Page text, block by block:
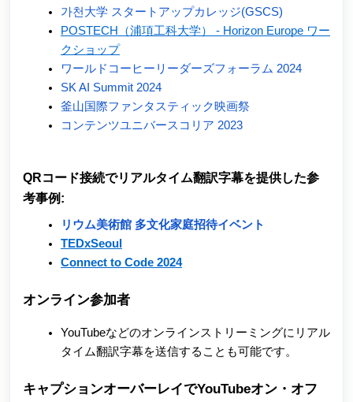
가천大学 スタートアップカレッジ(GSCS)
POSTECH（浦項工科大学） - Horizon Europe ワー
クショップ
ワールドコーヒーリーダーズフォーラム 2024
SK AI Summit 2024
釜山国際ファンタスティック映画祭
コンテンツユニバースコリア 2023
QRコード接続でリアルタイム翻訳字幕を提供した参
考事例:
リウム美術館 多文化家庭招待イベント
TEDxSeoul
Connect to Code 2024
オンライン参加者
YouTubeなどのオンラインストリーミングにリアル
タイム翻訳字幕を送信することも可能です。
キャプションオーバーレイでYouTubeオン・オフ